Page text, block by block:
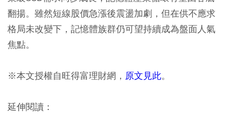
翻揚。雖然短線股價急漲後震盪加劇，但在供不應求
格局未改變下，記憶體族群仍可望持續成為盤面人氣
焦點。
※本文授權自旺得富理財網， 原文見此。
延伸閱讀：